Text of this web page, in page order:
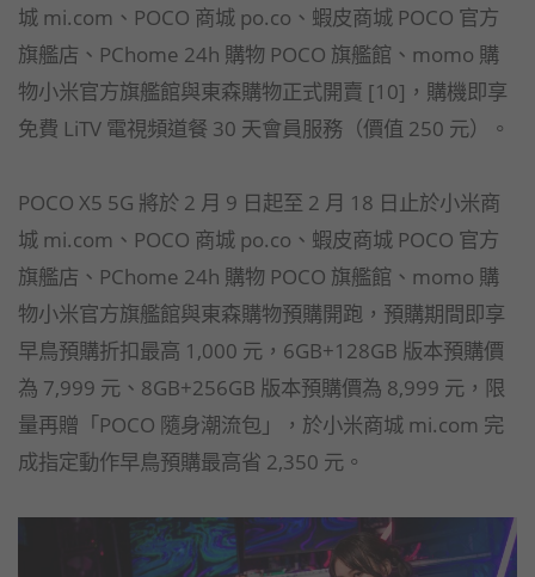
城 mi.com、POCO 商城 po.co、蝦皮商城 POCO 官方
旗艦店、PChome 24h 購物 POCO 旗艦館、momo 購
物小米官方旗艦館與東森購物正式開賣 [10]，購機即享
免費 LiTV 電視頻道餐 30 天會員服務（價值 250 元）。
POCO X5 5G 將於 2 月 9 日起至 2 月 18 日止於小米商
城 mi.com、POCO 商城 po.co、蝦皮商城 POCO 官方
旗艦店、PChome 24h 購物 POCO 旗艦館、momo 購
物小米官方旗艦館與東森購物預購開跑，預購期間即享
早鳥預購折扣最高 1,000 元，6GB+128GB 版本預購價
為 7,999 元、8GB+256GB 版本預購價為 8,999 元，限
量再贈「POCO 隨身潮流包」，於小米商城 mi.com 完
成指定動作早鳥預購最高省 2,350 元。